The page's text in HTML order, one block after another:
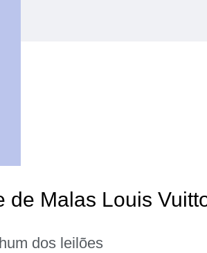
de Malas Louis
dos leilões